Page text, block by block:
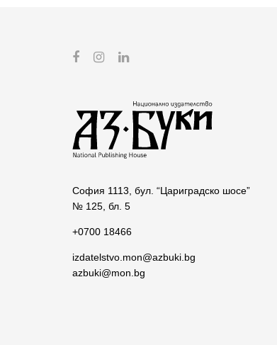
София 1113, бул. “Цариградско шосе”
№ 125, бл. 5
+0700 18466
izdatelstvo.mon@azbuki.bg
azbuki@mon.bg